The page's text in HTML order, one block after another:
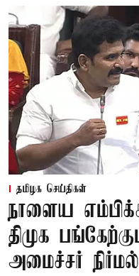
தமிழக செய்திகள்
நாளைய
திமுக
அமைச்சர்